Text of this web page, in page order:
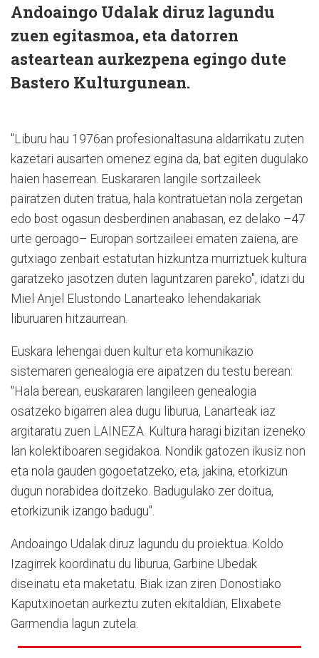
Andoaingo Udalak diruz lagundu
zuen egitasmoa, eta datorren
asteartean aurkezpena egingo dute
Bastero Kulturgunean.
"Liburu hau 1976an profesionaltasuna aldarrikatu zuten
kazetari ausarten omenez egina da, bat egiten dugulako
haien haserrean. Euskararen langile sortzaileek
pairatzen duten tratua, hala kontratuetan nola zergetan
edo bost ogasun desberdinen anabasan, ez delako –47
urte geroago– Europan sortzaileei ematen zaiena, are
gutxiago zenbait estatutan hizkuntza murriztuek kultura
garatzeko jasotzen duten laguntzaren pareko", idatzi du
Miel Anjel Elustondo Lanarteako lehendakariak
liburuaren hitzaurrean.
Euskara lehengai duen kultur eta komunikazio
sistemaren genealogia ere aipatzen du testu berean:
"Hala berean, euskararen langileen genealogia
osatzeko bigarren alea dugu liburua, Lanarteak iaz
argitaratu zuen LAINEZA. Kultura haragi bizitan izeneko
lan kolektiboaren segidakoa. Nondik gatozen ikusiz non
eta nola gauden gogoetatzeko, eta, jakina, etorkizun
dugun norabidea doitzeko. Badugulako zer doitua,
etorkizunik izango badugu".
Andoaingo Udalak diruz lagundu du proiektua. Koldo
Izagirrek koordinatu du liburua, Garbine Ubedak
diseinatu eta maketatu. Biak izan ziren Donostiako
Kaputxinoetan aurkeztu zuten ekitaldian, Elixabete
Garmendia lagun zutela.